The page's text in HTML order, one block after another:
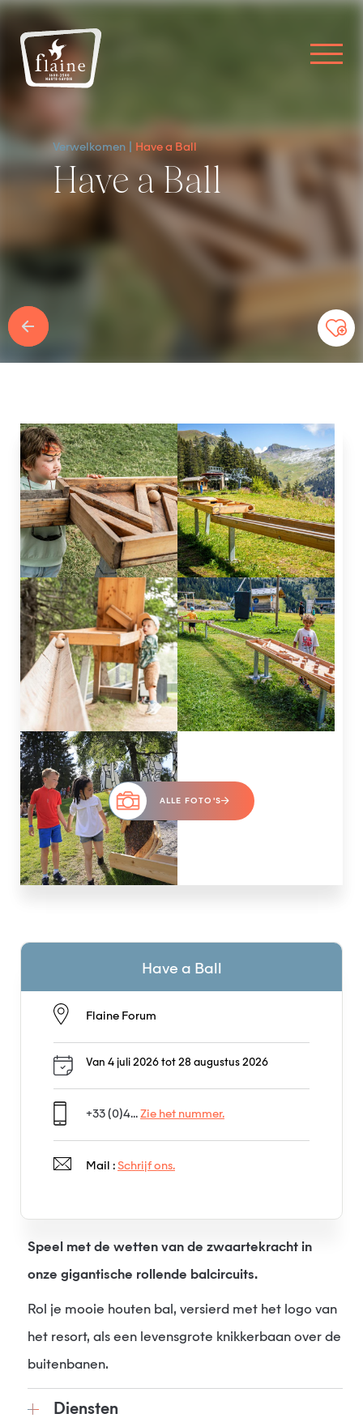
Verwelkomen Have a Ball
Have a Ball
ALLE FOTO'S
Speel met de wetten van de zwaartekracht in
onze gigantische rollende balcircuits.
Rol je mooie houten bal, versierd met het logo van
het resort, als een levensgrote knikkerbaan over de
buitenbanen.
Diensten
Have a Ball
Flaine Forum
Van 4 juli 2026 tot 28 augustus 2026
+33 (0)4... Zie het nummer.
Mail : Schrijf ons.